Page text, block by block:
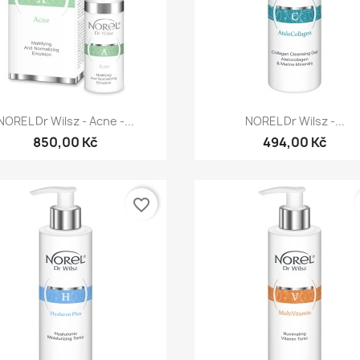
 Rychlý náhled
Dr Wilsz - Acne -...
850,00 Kč
Rychlý náhled
NOREL Dr Wilsz -...
494,00 Kč
favorite_border